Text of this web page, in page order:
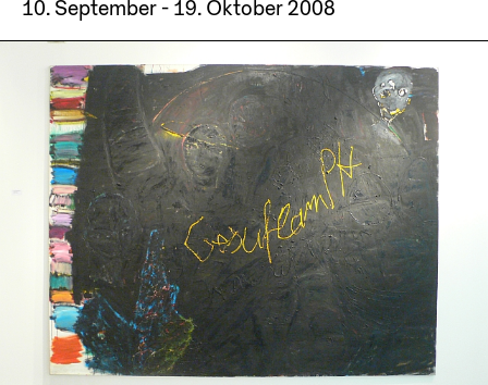
10. September - 19. Oktober 2008